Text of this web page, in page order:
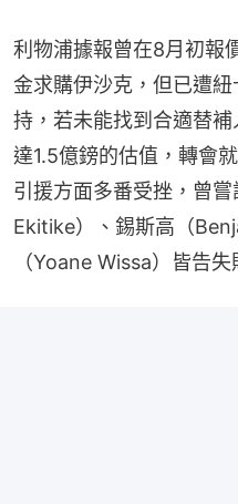
利物浦據報曾在8月初報
金求購伊沙克，但已遭
持，若未能找到合適替
達1.5億鎊的估值，轉會
引援方面多番受挫，曾
Ekitike）、錫斯高（
（Yoane Wissa）皆告失